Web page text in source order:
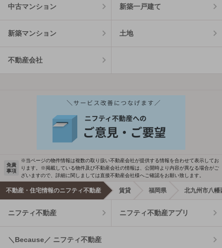
中古マンション 新築一戸建て
新築マンション 土地
不動産会社
免責
事項
※当ページの物件情報は複数の取り扱い不動産会社が提供する情報を合わせて表示してお
ります。※掲載している物件及び不動産会社の情報は、公開時より内容が異なる場合がご
ざいますので、詳細に関しましては直接不動産会社様へご確認をお願い致します。
不動産・住宅情報のニフティ不動産 賃貸 福岡県 北九州市八幡
ニフティ不動産 ニフティ不動産アプリ
＼Because／ ニフティ不動産